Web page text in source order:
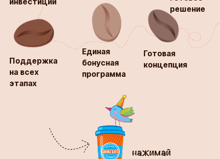
решение
Готовая
концепция
Единая
бонусная
программа
Поддержка
на всех
этапах
инвестиций
нажимай